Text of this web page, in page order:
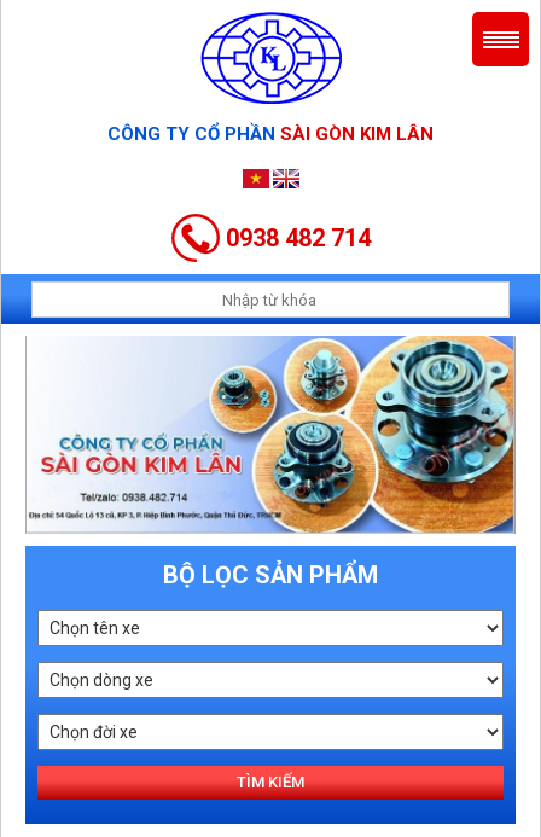
CÔNG TY CỔ PHẦN SÀI GÒN KIM LÂN
0938 482 714
BỘ LỌC SẢN PHẨM
TÌM KIẾM